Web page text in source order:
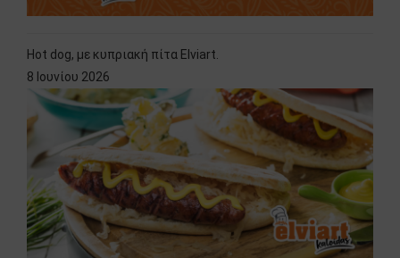
Hot dog, με κυπριακή πίτα Elviart.
8 Ιουνίου 2026